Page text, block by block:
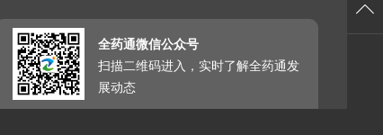
全药通微信公众号
扫描二维码进入，实时了解全药通发
展动态